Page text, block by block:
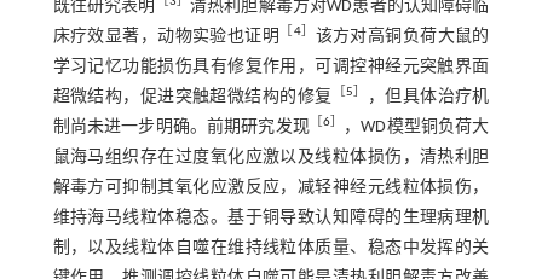
既往研究表明
清热利胆解毒方对WD患者的认知障碍临
床疗效显著，动物实验也证明
4］ 该方对高铜负荷大鼠的
学习记忆功能损伤具有修复作用，可调控神经元突触界面
超微结构，促进突触超微结构的修复
5
，但具体治疗机
制尚未进一步明确。前期研究发现 ［6
，WD模型铜负荷大
鼠海马组织存在过度氧化应激以及线粒体损伤，清热利胆
解毒方可抑制其氧化应激反应，减轻神经元线粒体损伤，
维持海马线粒体稳态。基于铜导致认知障碍的生理病理机
制，以及线粒体自噬在维持线粒体质量、稳态中发挥的关